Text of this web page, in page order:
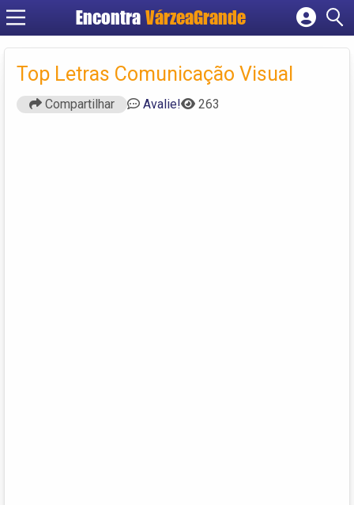
Encontra VárzeaGrande
Cadastrar empresa
Fazer login
Criar conta
Top Letras Comunicação Visual
Compartilhar Avalie! 263